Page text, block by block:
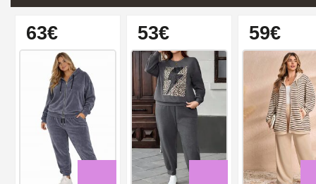
63€ 53€ 59€